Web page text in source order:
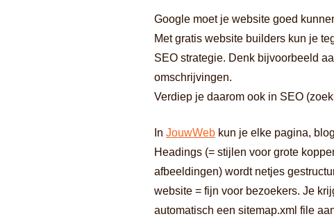
Google moet je website goed
Met gratis website builders kun je
SEO strategie. Denk bijvoorbeeld
omschrijvingen.
Verdiep je daarom ook in SEO
In JouwWeb kun je elke pagina,
Headings (= stijlen voor grote
afbeeldingen) wordt netjes
website = fijn voor bezoekers. Je
automatisch een sitemap.xml file